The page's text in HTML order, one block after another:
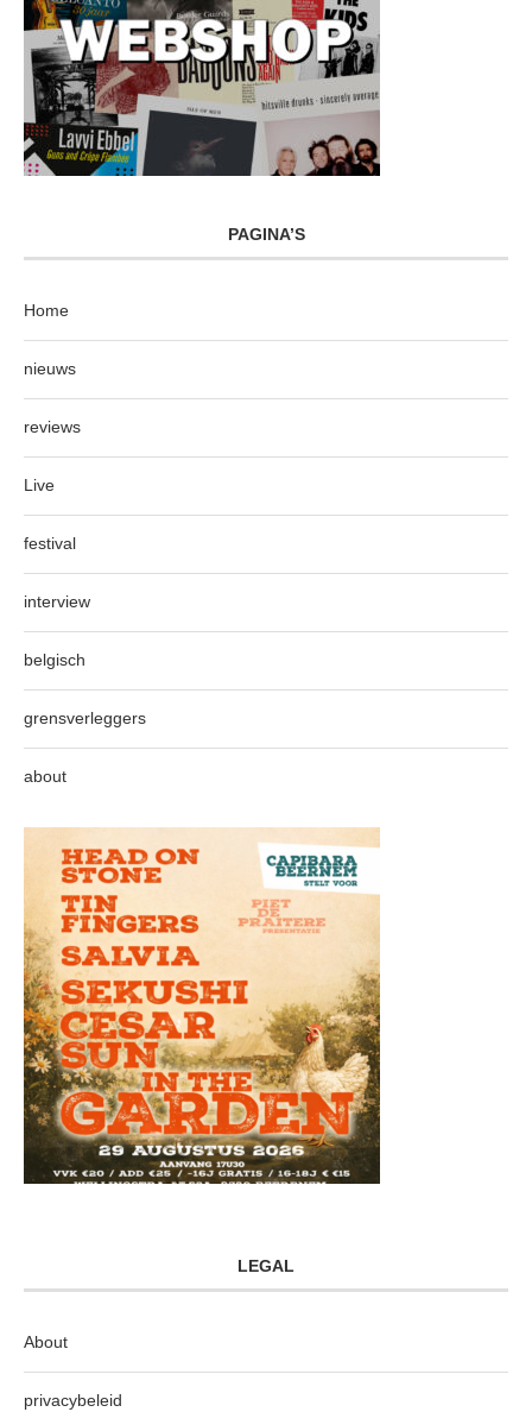
PAGINA’S
Home
nieuws
reviews
Live
festival
interview
belgisch
grensverleggers
about
LEGAL
About
privacybeleid